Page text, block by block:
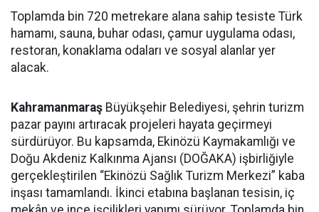
Toplamda bin 720 metrekare alana sahip tesiste Türk
hamamı, sauna, buhar odası, çamur uygulama odası,
restoran, konaklama odaları ve sosyal alanlar yer
alacak.
Kahramanmaraş Büyükşehir Belediyesi, şehrin turizm
pazar payını artıracak projeleri hayata geçirmeyi
sürdürüyor. Bu kapsamda, Ekinözü Kaymakamlığı ve
Doğu Akdeniz Kalkınma Ajansı (DOĞAKA) işbirliğiyle
gerçekleştirilen “Ekinözü Sağlık Turizm Merkezi” kaba
inşası tamamlandı. İkinci etabına başlanan tesisin, iç